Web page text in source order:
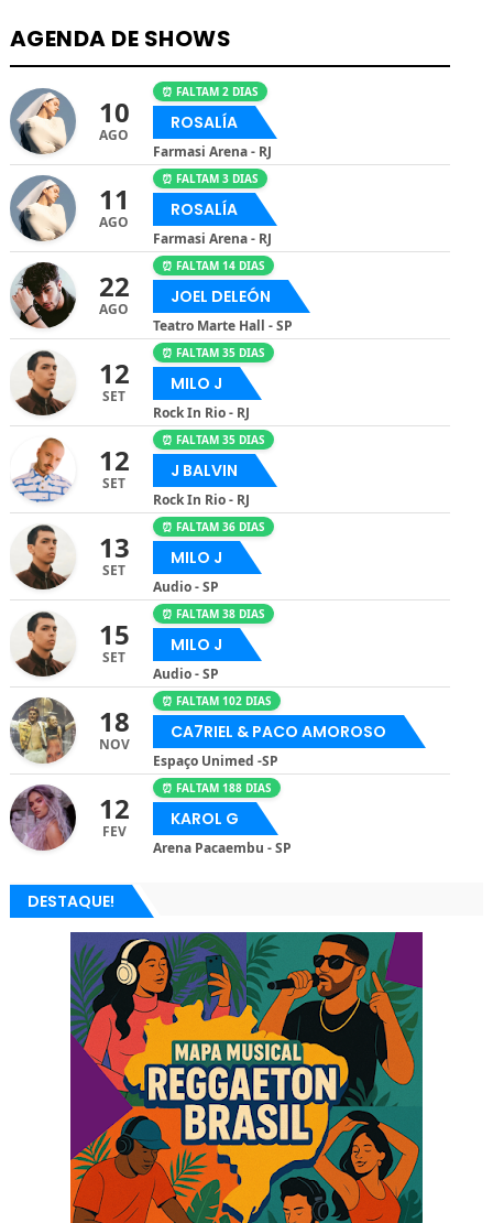
AGENDA DE SHOWS
10
AGO
⏰ FALTAM 2 DIAS
ROSALÍA
Farmasi Arena - RJ
11
AGO
⏰ FALTAM 3 DIAS
ROSALÍA
Farmasi Arena - RJ
22
AGO
⏰ FALTAM 14 DIAS
JOEL DELEÓN
Teatro Marte Hall - SP
12
SET
⏰ FALTAM 35 DIAS
MILO J
Rock In Rio - RJ
12
SET
⏰ FALTAM 35 DIAS
J BALVIN
Rock In Rio - RJ
13
SET
⏰ FALTAM 36 DIAS
MILO J
Audio - SP
15
SET
⏰ FALTAM 38 DIAS
MILO J
Audio - SP
18
NOV
⏰ FALTAM 102 DIAS
CA7RIEL & PACO AMOROSO
Espaço Unimed -SP
12
FEV
⏰ FALTAM 188 DIAS
KAROL G
Arena Pacaembu - SP
DESTAQUE!